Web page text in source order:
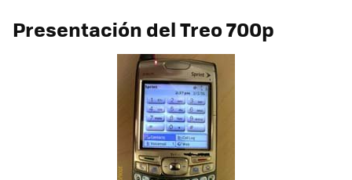
Presentación del Treo 700p